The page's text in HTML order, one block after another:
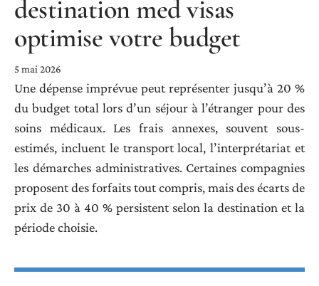
destination med visas
optimise votre budget
5 mai 2026
Une dépense imprévue peut représenter jusqu’à 20 %
du budget total lors d’un séjour à l’étranger pour des
soins médicaux. Les frais annexes, souvent sous-
estimés, incluent le transport local, l’interprétariat et
les démarches administratives. Certaines compagnies
proposent des forfaits tout compris, mais des écarts de
prix de 30 à 40 % persistent selon la destination et la
période choisie.